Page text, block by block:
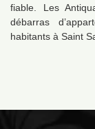
fiable. Les
débarras
habitants à Saint